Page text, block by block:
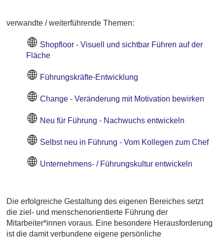
verwandte / weiterführende Themen:
Shopfloor - Visuell und sichtbar Führen auf der
Fläche
Führungskräfte-Entwicklung
Change - Veränderung mit Motivation bewirken
Neu für Führung - Nachwuchs entwickeln
Selbst neu in Führung - Vom Kollegen zum Chef
Unternehmens- / Führungskultur entwickeln
Die erfolgreiche Gestaltung des eigenen Bereiches setzt
die ziel- und menschenorientierte Führung der
Mitarbeiter*innen voraus. Eine besondere Herausforderung
ist die damit verbundene eigene persönliche